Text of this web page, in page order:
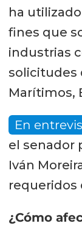
ha
fines que
industrias
solicitudes
Marítimos,
En
el senador
Iván
requeridos
¿Cómo